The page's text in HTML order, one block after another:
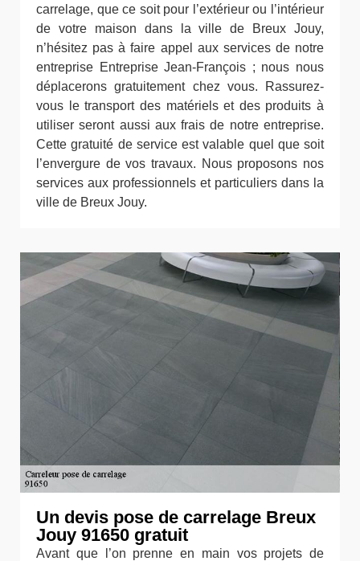
carrelage, que ce soit pour l’extérieur ou l’intérieur
de votre maison dans la ville de Breux Jouy,
n’hésitez pas à faire appel aux services de notre
entreprise Entreprise Jean-François ; nous nous
déplacerons gratuitement chez vous. Rassurez-
vous le transport des matériels et des produits à
utiliser seront aussi aux frais de notre entreprise.
Cette gratuité de service est valable quel que soit
l’envergure de vos travaux. Nous proposons nos
services aux professionnels et particuliers dans la
ville de Breux Jouy.
Un devis pose de carrelage Breux
Jouy 91650 gratuit
Avant que l’on prenne en main vos projets de